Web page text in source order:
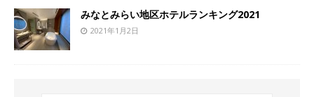
みなとみらい地区ホテルランキング2021
2021年1月2日